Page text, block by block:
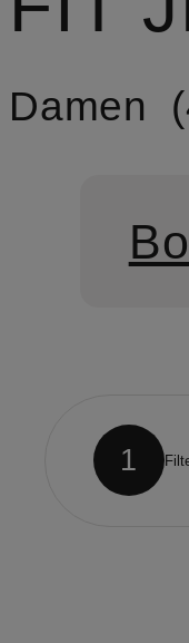
Damen
1